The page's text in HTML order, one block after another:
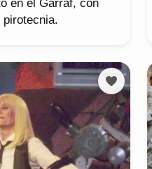
en el Garraf, con